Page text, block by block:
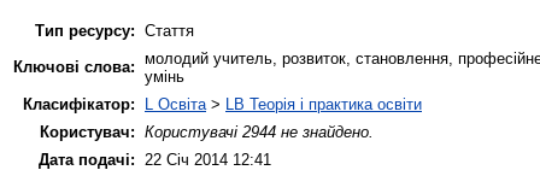
Тип ресурсу: Стаття
Ключові слова: молодий учитель, розвиток, становлення,
умінь
Класифікатор:
L Освіта > LB Теорія і практика освіти
Користувач: Користувачі 2944 не знайдено.
Дата подачі:
22 Січ 2014 12:41